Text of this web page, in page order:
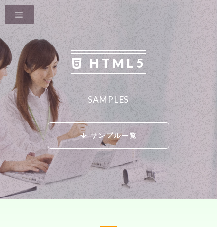
HTML5
SAMPLES
サンプル一覧